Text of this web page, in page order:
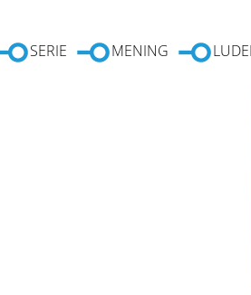
SERIE MENING